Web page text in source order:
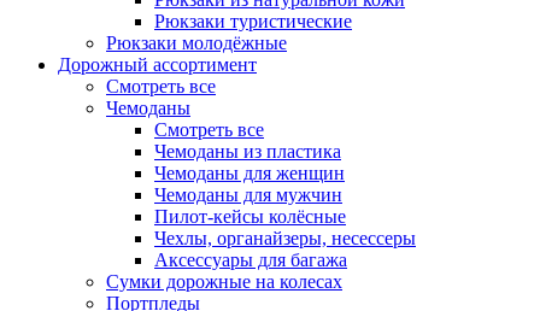
Рюкзаки туристические
Рюкзаки молодёжные
Дорожный ассортимент
Смотреть все
Чемоданы
Смотреть все
Чемоданы из пластика
Чемоданы для женщин
Чемоданы для мужчин
Пилот-кейсы колёсные
Чехлы, органайзеры, несессеры
Аксессуары для багажа
Сумки дорожные на колесах
Портпледы